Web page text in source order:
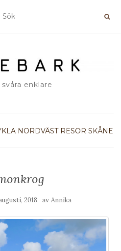
enklare
NORDVÄST RESOR SKÅNE
2018 av Annika